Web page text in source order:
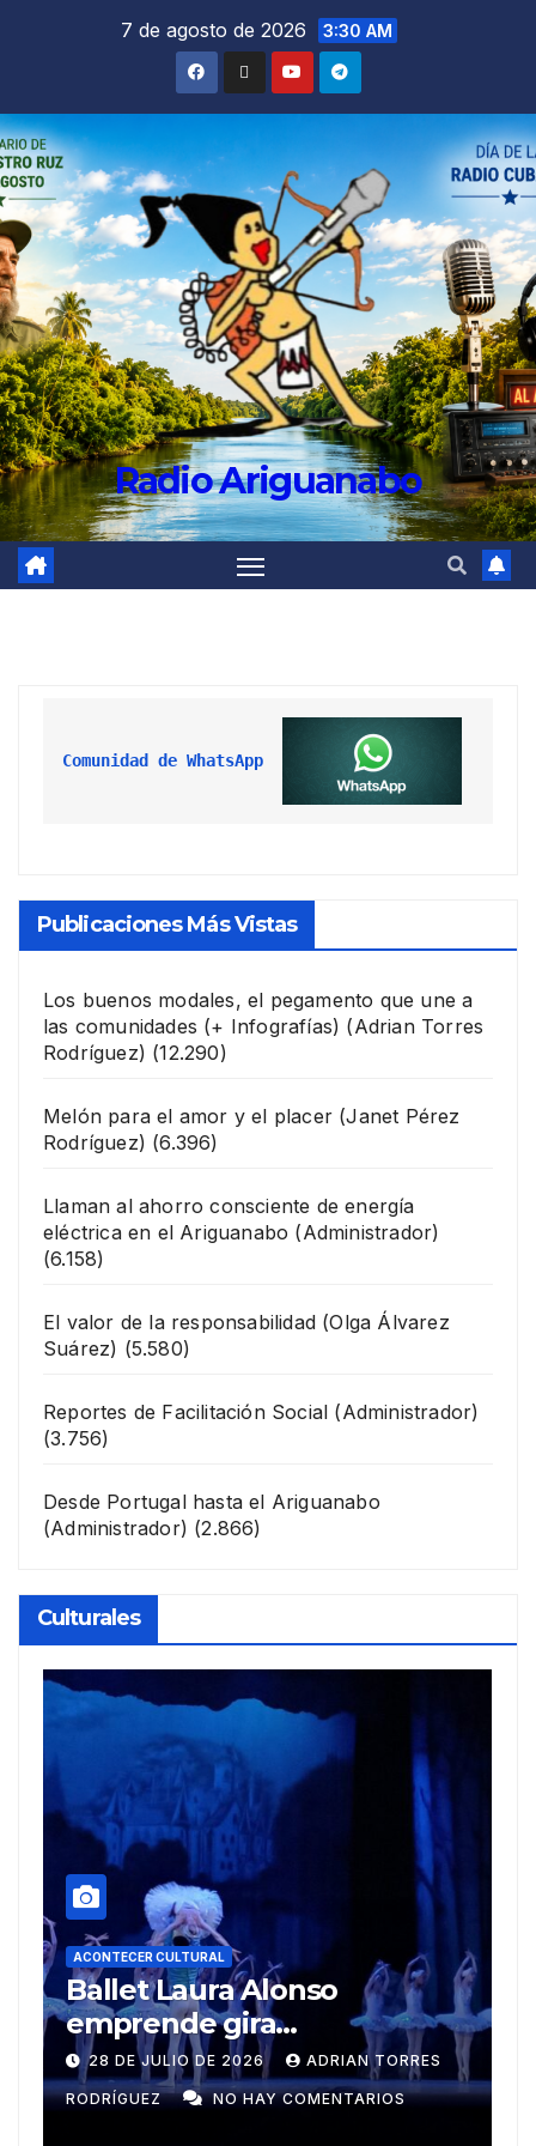
7 de agosto de 2026 3:30 AM
Radio Ariguanabo
Comunidad de WhatsApp
Publicaciones Más Vistas
Los buenos modales, el pegamento que une a
las comunidades (+ Infografías) (Adrian Torres
Rodríguez) (12.290)
Melón para el amor y el placer (Janet Pérez
Rodríguez) (6.396)
Llaman al ahorro consciente de energía
eléctrica en el Ariguanabo (Administrador)
(6.158)
El valor de la responsabilidad (Olga Álvarez
Suárez) (5.580)
Reportes de Facilitación Social (Administrador)
(3.756)
Desde Portugal hasta el Ariguanabo
(Administrador) (2.866)
Culturales
ACONTECER CULTURAL
Muñecos y monotipia
9 DE JULIO DE 2026 MEYLIN PÉREZ
GUZMÁN NO HAY COMENTARIOS